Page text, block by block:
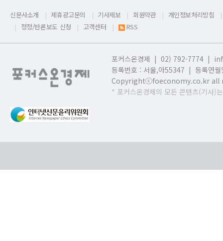
신문사소개 제휴광고문의 기사제보 회원약관
개인정보처리방침
정정/반론보도 신청
고객센터 RSS
포커스온경제 | 02) 792-7774 |
등록번호 : 서울,아55347 | 등록연
Copyrightⓒfoeconomy.co.kr all
* 포커스온경제의 모든 콘텐츠(기사)